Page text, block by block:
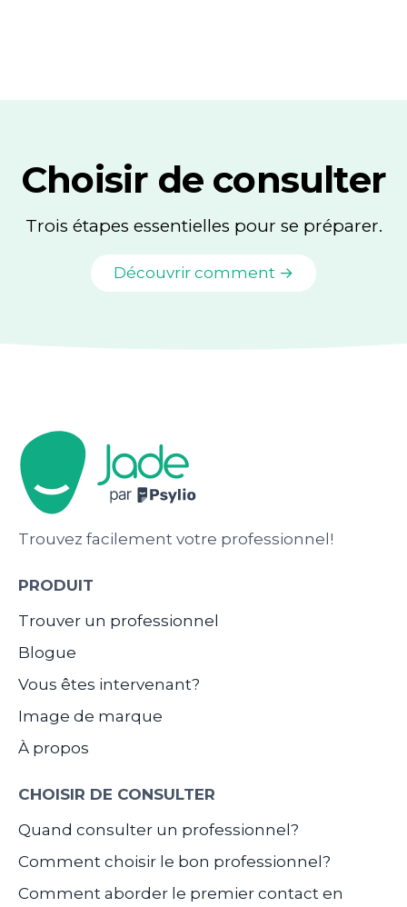
Choisir de consulter
Trois étapes essentielles pour se préparer.
Découvrir comment →
Trouvez facilement votre professionnel!
PRODUIT
Trouver un professionnel
Blogue
Vous êtes intervenant?
Image de marque
À propos
CHOISIR DE CONSULTER
Quand consulter un professionnel?
Comment choisir le bon professionnel?
Comment aborder le premier contact en